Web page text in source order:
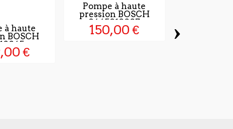
à haute
BOSCH
-...
€
Pompe à haute
pression BOSCH
0445010007
150,00 € ›